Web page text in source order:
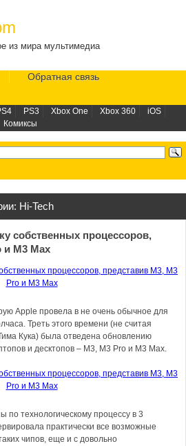
из мира мультимедиа
Обратная связь
PS3 Xbox One Xbox 360
iOS
Комиксы
Hi-Tech
собственных процессоров,
и M3 Max
Apple провела в не очень обычное для
Треть этого времени (не считая
Кука) была отведена обновлению
и десктопов – M3, M3 Pro и M3 Max.
технологическому процессу в 3
практически все возможные
чипов, еще и с довольно